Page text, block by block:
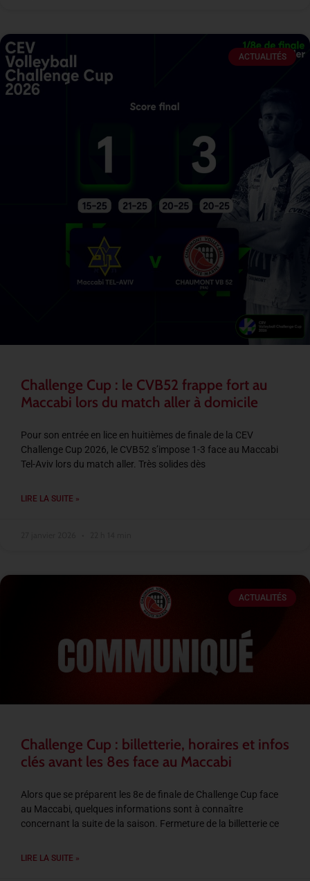
ACTUALITÉS
Challenge Cup : le CVB52 frappe fort au
Maccabi lors du match aller à domicile
Pour son entrée en lice en huitièmes de finale de la CEV
Challenge Cup 2026, le CVB52 s’impose 1-3 face au Maccabi
Tel-Aviv lors du match aller. Très solides dès
LIRE LA SUITE »
ACTUALITÉS
Challenge Cup : billetterie, horaires et infos
clés avant les 8es face au Maccabi
Alors que se préparent les 8e de finale de Challenge Cup face
au Maccabi, quelques informations sont à connaître
concernant la suite de la saison. Fermeture de la billetterie ce
LIRE LA SUITE »